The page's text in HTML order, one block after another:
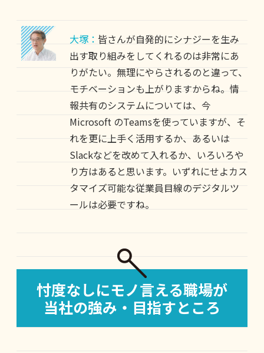
大塚： 皆さんが自発的にシナジーを生み
出す取り組みをしてくれるのは非常にあ
りがたい。無理にやらされるのと違って、
モチベーションも上がりますからね。情
報共有のシステムについては、今
Microsoft のTeamsを使っていますが、そ
れを更に上手く活用するか、あるいは
Slackなどを改めて入れるか、いろいろや
り方はあると思います。いずれにせよカス
タマイズ可能な従業員目線のデジタルツ
ールは必要ですね。
忖度なしにモノ言える職場が
当社の強み・目指すところ